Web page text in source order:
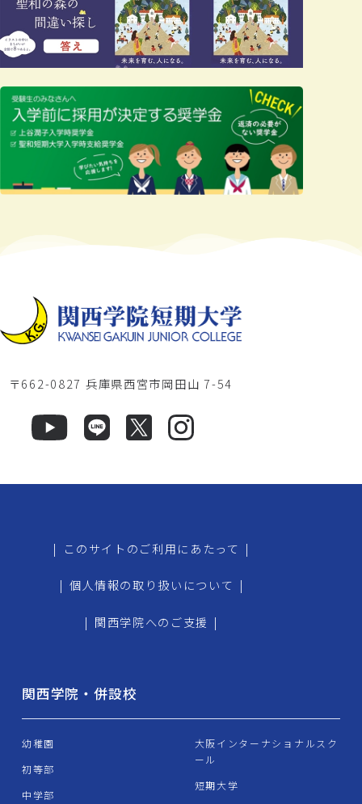
〒662-0827 兵庫県西宮市岡田山 7-54
| このサイトのご利用にあたって |
| 個人情報の取り扱いについて |
| 関西学院へのご支援 |
関西学院・併設校
幼稚園
初等部
中学部
大阪インターナショナルスク
ール
短期大学